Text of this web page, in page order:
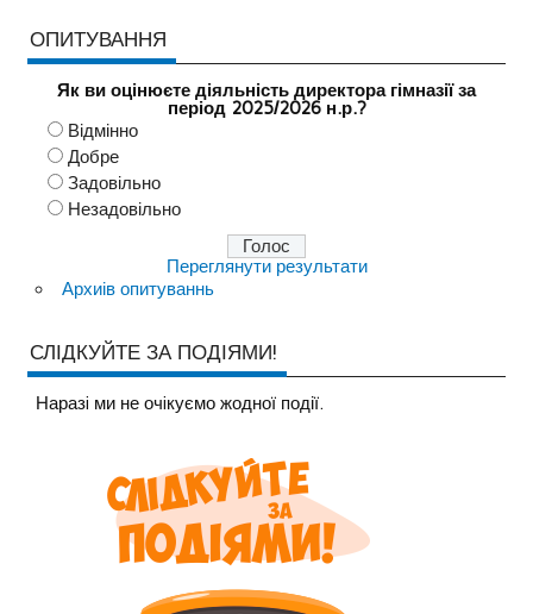
ОПИТУВАННЯ
Як ви оцінюєте діяльність директора гімназії за
період 2025/2026 н.р.?
Відмінно
Добре
Задовільно
Незадовільно
Переглянути результати
Архиів опитуваннь
СЛІДКУЙТЕ ЗА ПОДІЯМИ!
Наразi ми не очiкуємо жодної події.